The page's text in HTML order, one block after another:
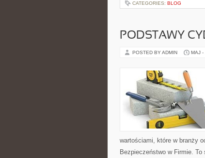
CATEGORIES: BLOG
PODSTAWY
POSTED BY ADMIN MAJ -
wartościami, które w branży
Bezpieczeństwo w Firmie.